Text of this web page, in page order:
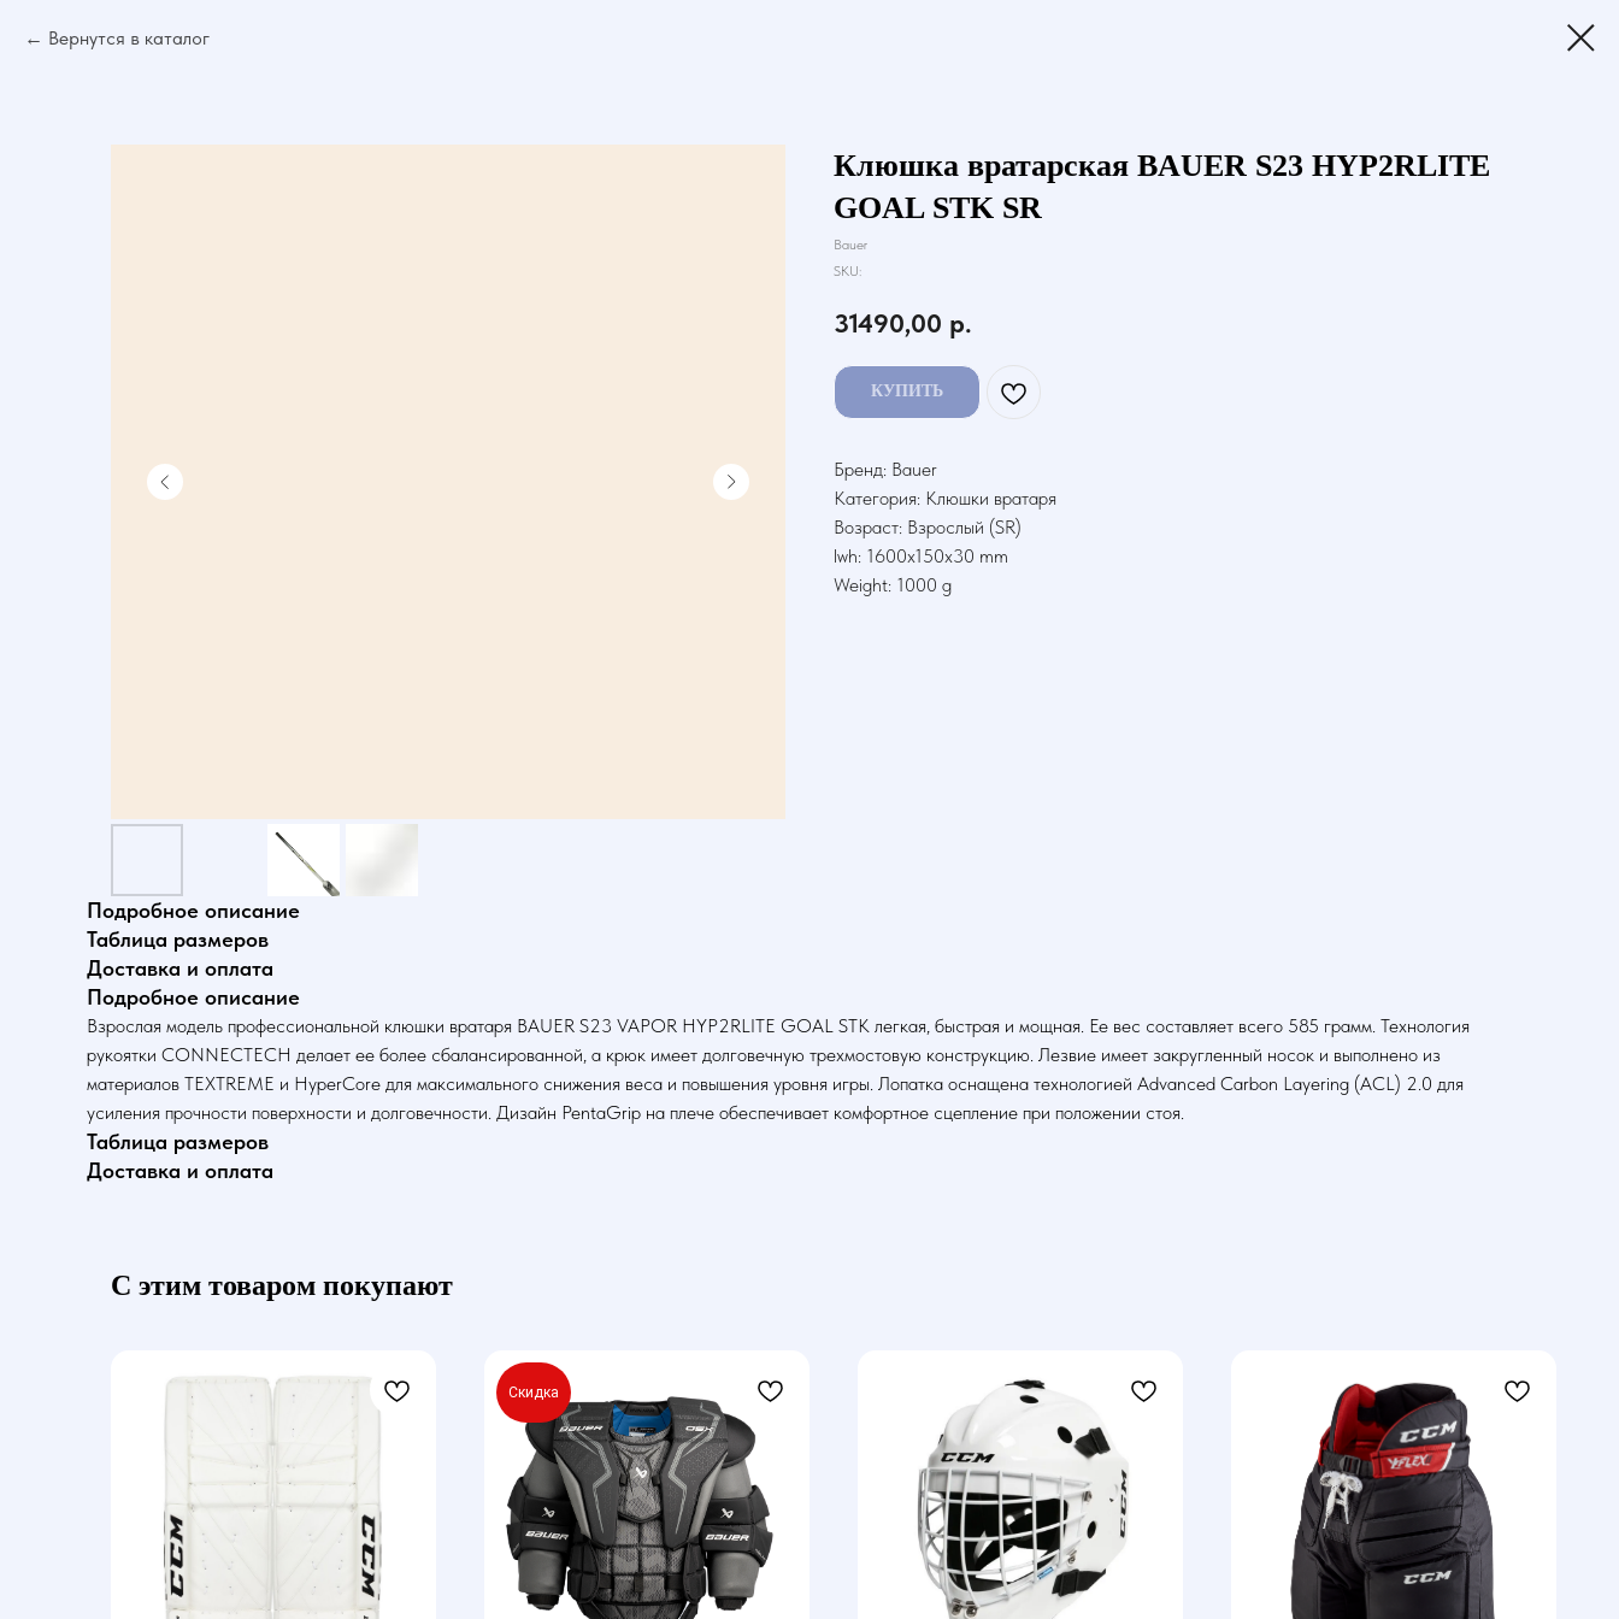
Вернутся в каталог
Клюшка вратарская BAUER S23 HYP2RLITE
GOAL STK SR
Bauer
SKU:
31490,00 р.
КУПИТЬ
Бренд: Bauer
Категория: Клюшки вратаря
Возраст: Взрослый (SR)
lwh: 1600x150x30 mm
Weight: 1000 g
Подробное описание
Таблица размеров
Доставка и оплата
Подробное описание
Взрослая модель профессиональной клюшки вратаря BAUER S23 VAPOR HYP2RLITE GOAL STK легкая, быстрая и мощная. Ее вес составляет всего 585 грамм. Технология
рукоятки CONNECTECH делает ее более сбалансированной, а крюк имеет долговечную трехмостовую конструкцию. Лезвие имеет закругленный носок и выполнено из
материалов TEXTREME и HyperCore для максимального снижения веса и повышения уровня игры. Лопатка оснащена технологией Advanced Carbon Layering (ACL) 2.0 для
усиления прочности поверхности и долговечности. Дизайн PentaGrip на плече обеспечивает комфортное сцепление при положении стоя.
Таблица размеров
Доставка и оплата
С этим товаром покупают
Скидка